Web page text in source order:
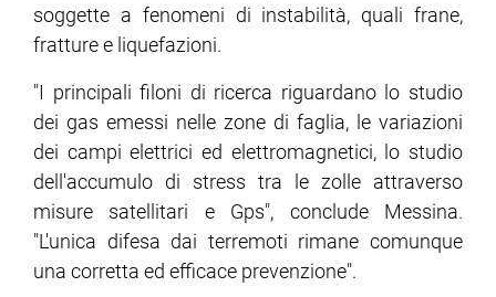
soggette a fenomeni di instabilità, quali frane,
fratture e liquefazioni.
"I principali filoni di ricerca riguardano lo studio
dei gas emessi nelle zone di faglia, le variazioni
dei campi elettrici ed elettromagnetici, lo studio
dell'accumulo di stress tra le zolle attraverso
misure satellitari e Gps", conclude Messina.
"L'unica difesa dai terremoti rimane comunque
una corretta ed efficace prevenzione".